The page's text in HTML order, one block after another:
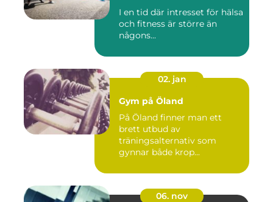
I en tid där intresset för hälsa
och fitness är större än
någons...
02. jan
Gym på Öland
På Öland finner man ett
brett utbud av
träningsalternativ som
gynnar både krop...
06. nov